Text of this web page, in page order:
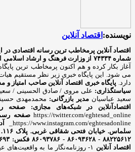
نویسنده: اقتصاد آنلاین
اقتصاد آنلاین پرمخاطب ترین رسانه اقتصادی در
شماره ۷۴۳۳۴ از وزارت فرهنگ و ارشاد اسلامی است.
آغاز بکار کرده و هم اکنون پرمخاطب ترین
می شود. این پایگاه خبری زیر نظر مستقیم
دارد. پایگاه خبری اقتصاد آنلاین صاحب امتیاز و
سیاستگذاری: علی مروی / صادق الحسینی /
سعید عباسیان مدیر بازرگانی: محمدمهدی
اقتصادآنلاین در شبکه‌های مجازی:
صفحه
https://twitter.com/eghtesad_online صفحه
https://www.instagram.com/eghtesadonline_
سلماس. خیابان فتحی شقاقی غربی. پلاک ۱۱۶. واحد ۱
۸۸۲۲۵۶۱۲ - ۸۶۰۹۳۶۲۸ - ۸۶۰۹۳۷۸۶ فکس: ۸۸۰۲۳۶۹۳
اقتصاد آنلاین
۱- روزنامه‌نگار ما به